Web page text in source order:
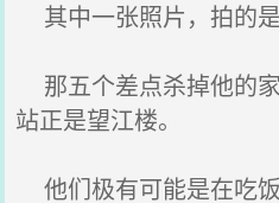
其中一张照片，拍的是
那五个差点杀掉他的
站正是望江楼。
他们极有可能是在吃饭